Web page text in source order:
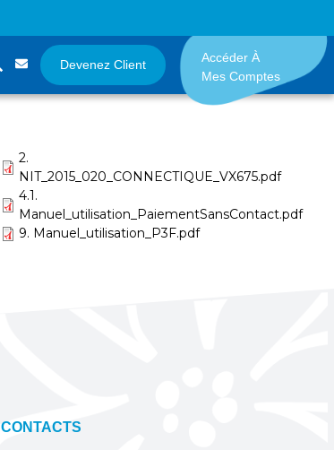
Devenez Client
Accéder À
Mes Comptes
2.
NIT_2015_020_CONNECTIQUE_VX675.pdf
4.1.
Manuel_utilisation_PaiementSansContact.pdf
9. Manuel_utilisation_P3F.pdf
CONTACTS